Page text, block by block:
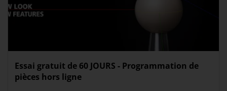
Essai gratuit de 60 JOURS - Programmation de
pièces hors ligne